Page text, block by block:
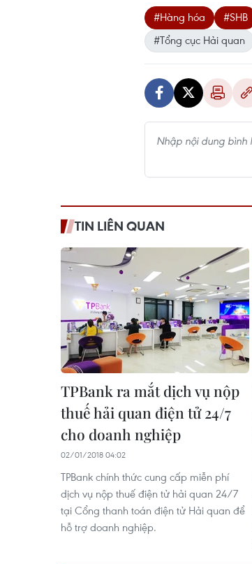
#Hàng hóa #SHB
#Tổng cục Hải quan
TIN LIÊN QUAN
TPBank ra mắt dịch vụ nộp
thuế hải quan điện tử 24/7
cho doanh nghiệp
02/01/2018 04:02
TPBank chính thức cung cấp miễn phí
dịch vụ nộp thuế điện tử hải quan 24/7
tại Cổng thanh toán điện tử Hải quan để
hỗ trợ doanh nghiệp.